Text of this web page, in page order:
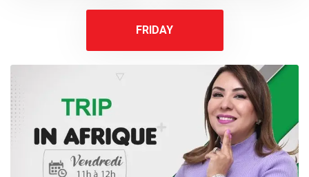
FRIDAY